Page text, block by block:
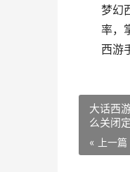
梦幻
率，
西游
大话西
么关闭
« 上一篇